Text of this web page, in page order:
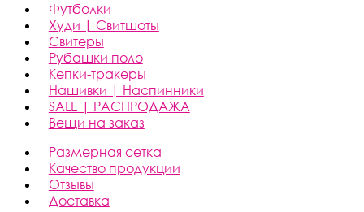
Футболки
Худи | Свитшоты
Свитеры
Рубашки поло
Кепки-тракеры
Нашивки | Наспинники
SALE | РАСПРОДАЖА
Вещи на заказ
Размерная сетка
Качество продукции
Отзывы
Доставка